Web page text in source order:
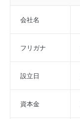
会社名
フリガナ
設立日
資本金